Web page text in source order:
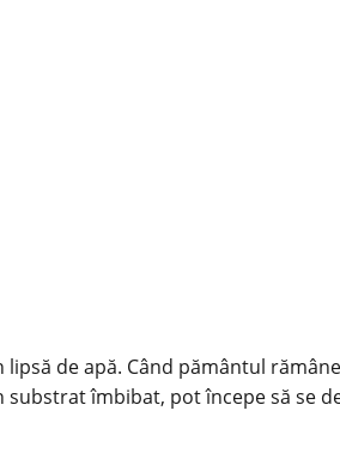
de apă. Când pământul
îmbibat, pot începe să se